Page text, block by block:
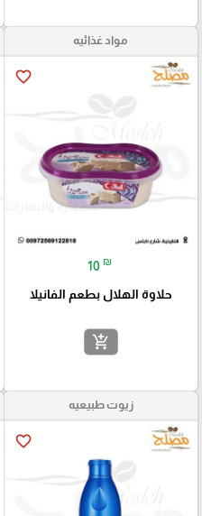
مواد غذائيه
favorite_border
10 ₪
حلاوة الهلال بطعم الفانيلا
add_shopping_cart
زيوت طبيعيه
favorite_border